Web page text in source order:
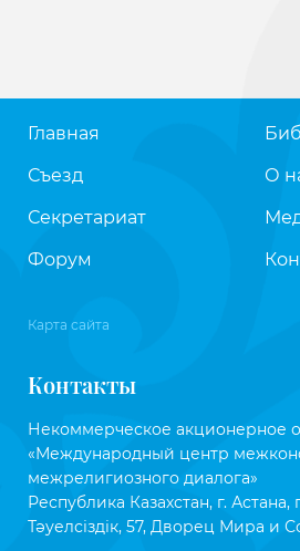
Главная
Съезд
Секретариат
Форум
О
Карта сайта
Контакты
Некоммерческое акционерное
«Международный центр
межрелигиозного диалога»
Республика Казахстан, г. Астана,
Тәуелсіздік, 57, Дворец Мира и